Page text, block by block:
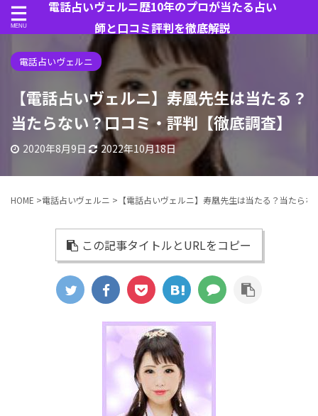
電話占いヴェルニ歴10年のプロが当たる占い
師と口コミ評判を徹底解説
電話占いヴェルニ
【電話占いヴェルニ】寿凰先生は当たる？
当たらない？口コミ・評判【徹底調査】
2020年8月9日 2022年10月18日
HOME >電話占いヴェルニ > 【電話占いヴェルニ】寿凰先生は当たる？当たら
この記事タイトルとURLをコピー